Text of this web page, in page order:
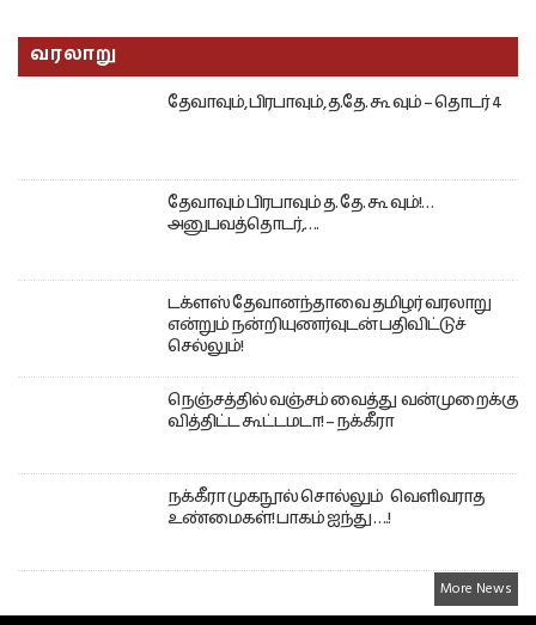
வரலாறு
தேவாவும், பிரபாவும், த.தே. கூ வும் – தொடர் 4
தேவாவும் பிரபாவும் த. தே. கூ வும்!…
அனுபவத்தொடர்,….
டக்ளஸ் தேவானந்தாவை தமிழர் வரலாறு
என்றும் நன்றியுணர்வுடன் பதிவிட்டுச்
செல்லும்!
நெஞ்சத்தில் வஞ்சம் வைத்து வன்முறைக்கு
வித்திட்ட கூட்டமடா! – நக்கீரா
நக்கீரா முகநூல் சொல்லும் வெளிவராத
உண்மைகள்! பாகம் ஐந்து ….!
More News